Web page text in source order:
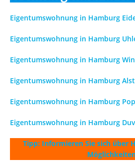
Eigentumswohnung in Hamburg
Eigentumswohnung in Hamburg
Eigentumswohnung in Hamburg
Eigentumswohnung in Hamburg
Eigentumswohnung in Hamburg
Eigentumswohnung in Hamburg
Tipp: Informieren Sie sich über